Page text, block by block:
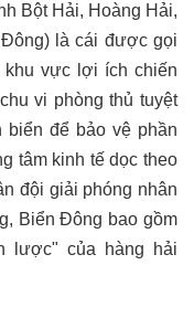
Bột Hải, Hoàng Hải,
là cái được gọi
khu vực lợi ích chiến
vi phòng thủ tuyệt
để bảo vệ phần
tâm kinh tế dọc theo
đội giải phóng nhân
Biển Đông bao gồm
lược" của hàng hải